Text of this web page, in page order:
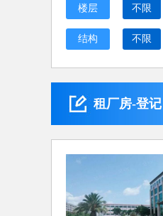
楼层 不限
结构 不限
租厂房-登记